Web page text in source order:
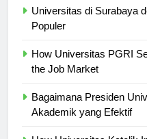
Universitas di Surabaya
How Universitas PGRI
Bagaimana Presiden